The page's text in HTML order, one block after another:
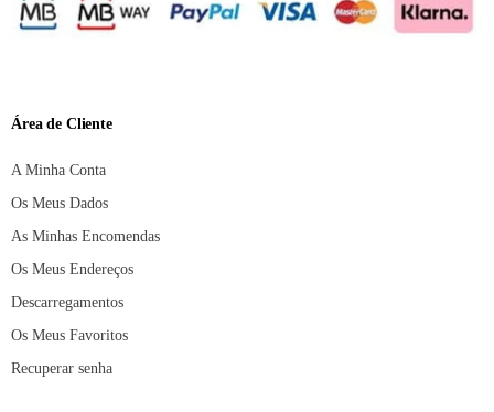
Área de Cliente
A Minha Conta
Os Meus Dados
As Minhas Encomendas
Os Meus Endereços
Descarregamentos
Os Meus Favoritos
Recuperar senha